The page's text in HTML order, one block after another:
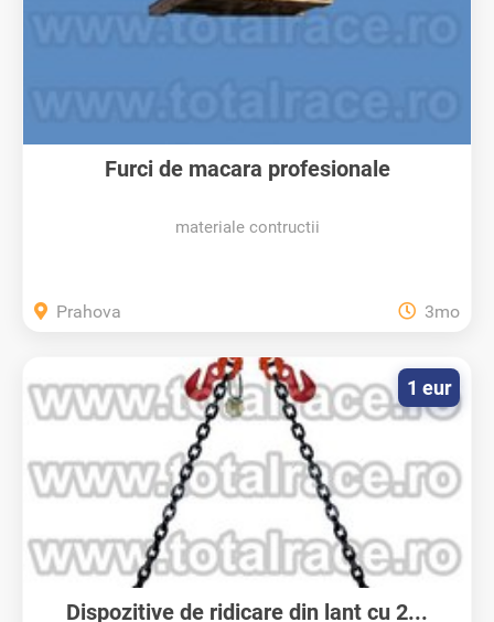
Furci de macara profesionale
materiale contructii
Prahova 3mo
Dispozitive de ridicare din lant cu 2...
1 eur